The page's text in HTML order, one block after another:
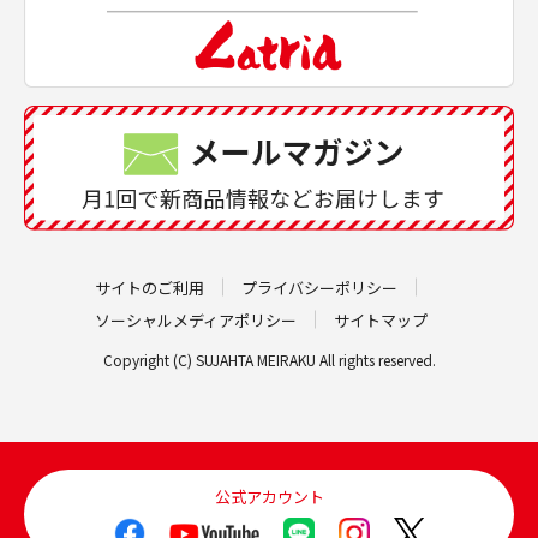
サイトのご利用
プライバシーポリシー
ソーシャルメディアポリシー
サイトマップ
Copyright (C) SUJAHTA MEIRAKU All rights reserved.
公式アカウント